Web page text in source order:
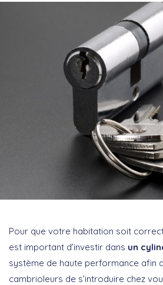
Pour que votre habitation soit
est important d’investir dans un
système de haute performance afin
cambrioleurs de s’introduire chez